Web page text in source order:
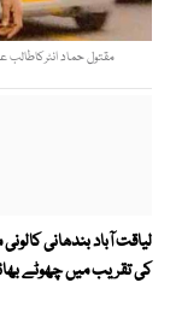
مقتول حماد انٹرکاطالب
لیاقت آباد بندھانی
کی تقریب میں چھوٹے